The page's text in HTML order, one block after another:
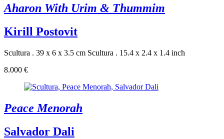
Aharon With Urim & Thummim
Kirill Postovit
Scultura . 39 x 6 x 3.5 cm Scultura . 15.4 x 2.4 x 1.4 inch
8.000 €
Peace Menorah
Salvador Dali